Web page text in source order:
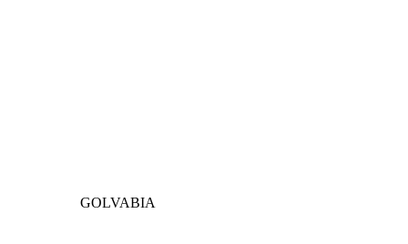
GOLVABIA